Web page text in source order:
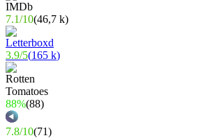
7.1/10(46,7 k)
3.9/5(165 k)
88%(88)
7.8/10(71)